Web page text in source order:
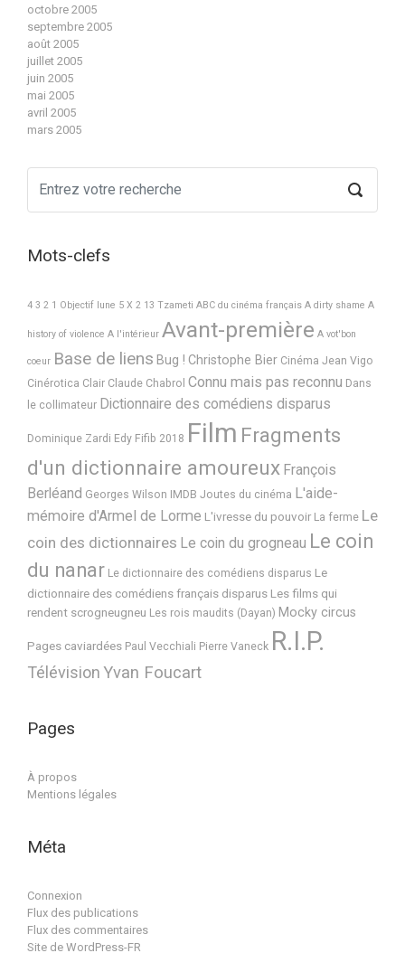
octobre 2005
septembre 2005
août 2005
juillet 2005
juin 2005
mai 2005
avril 2005
mars 2005
Mots-clefs
4 3 2 1 Objectif lune 5 X 2 13 Tzameti ABC du cinéma français A dirty shame A
history of violence A l'intérieur Avant-première A vot'bon
coeur Base de liens Bug ! Christophe Bier Cinéma Jean Vigo
Cinérotica Clair Claude Chabrol Connu mais pas reconnu Dans
le collimateur Dictionnaire des comédiens disparus
Dominique Zardi Edy Fifib 2018 Film Fragments
d'un dictionnaire amoureux François
Berléand Georges Wilson IMDB Joutes du cinéma L'aide-
mémoire d'Armel de Lorme L'ivresse du pouvoir La ferme Le
coin des dictionnaires Le coin du grogneau Le coin
du nanar Le dictionnaire des comédiens disparus Le
dictionnaire des comédiens français disparus Les films qui
rendent scrogneugneu Les rois maudits (Dayan) Mocky circus
Pages caviardées Paul Vecchiali Pierre Vaneck R.I.P.
TélévisionYvan Foucart
Pages
À propos
Mentions légales
Méta
Connexion
Flux des publications
Flux des commentaires
Site de WordPress-FR